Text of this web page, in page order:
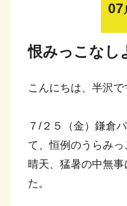
恨みっこなし
07
こんにちは、半沢で
７/２５（金）鎌倉
て、恒例のうらみっ
晴天、猛暑の中無
た。